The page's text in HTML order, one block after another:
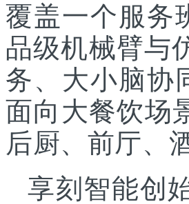
覆盖一个服务
品级机械臂与
务、大小脑协
面向大餐饮场
后厨、前厅、
享刻智能创